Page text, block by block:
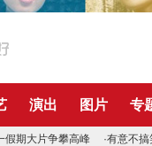
演出 图片 专
假期大片争攀高峰 ·有意不搞